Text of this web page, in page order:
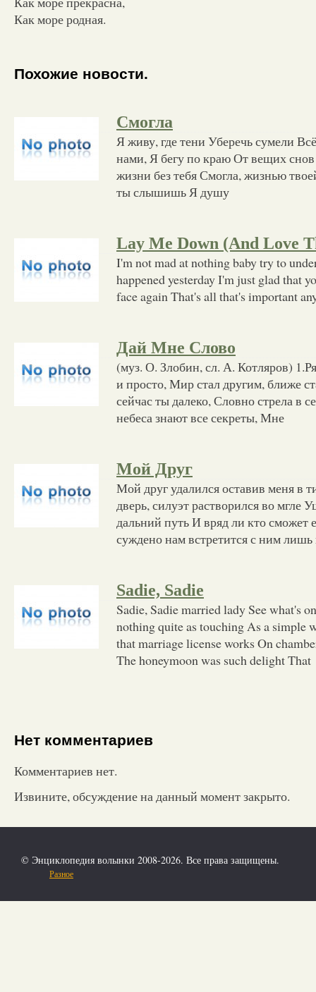
Как море родная.
Похожие новости.
Смогла
Я живу, где тени Уберечь сумели
нами, Я бегу по краю От вещих
жизни без тебя Смогла, жизнью
ты слышишь Я душу
Lay Me Down (And Love
I'm not mad at nothing baby try to
happened yesterday I'm just glad that
face again That's all that's important
Дай Мне Слово
(муз. О. Злобин, сл. А. Котляров)
и просто, Мир стал другим, ближе
сейчас ты далеко, Словно стрела в
небеса знают все секреты, Мне
Мой Друг
Мой друг удалился оставив меня в
дверь, силуэт растворился во мгле
дальний путь И вряд ли кто сможет
суждено нам встретится с ним
Sadie, Sadie
Sadie, Sadie married lady See what's
nothing quite as touching As a simple
that marriage license works On
The honeymoon was such delight That
Нет комментариев
Комментариев нет.
Извините, обсуждение на данный момент закрыто.
© Энциклопедия волынки 2008-2026. Все права защищены.
Разное